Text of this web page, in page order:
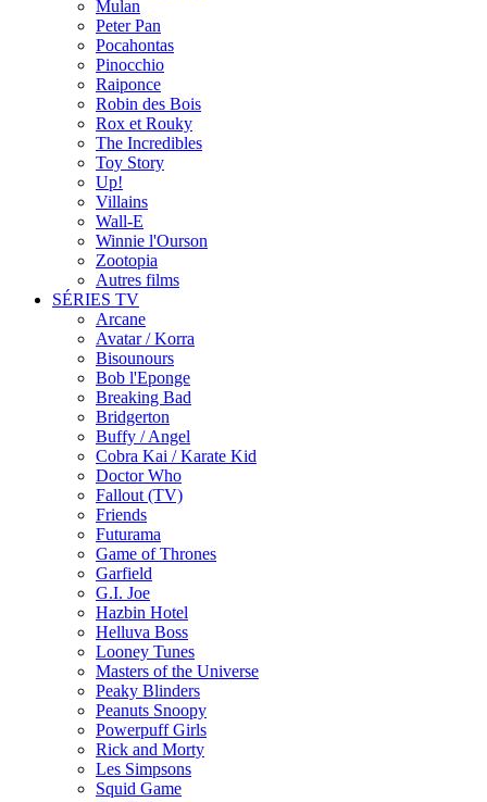
Mulan
Peter Pan
Pocahontas
Pinocchio
Raiponce
Robin des Bois
Rox et Rouky
The Incredibles
Toy Story
Up!
Villains
Wall-E
Winnie l'Ourson
Zootopia
Autres films
SÉRIES TV
Arcane
Avatar / Korra
Bisounours
Bob l'Eponge
Breaking Bad
Bridgerton
Buffy / Angel
Cobra Kai / Karate Kid
Doctor Who
Fallout (TV)
Friends
Futurama
Game of Thrones
Garfield
G.I. Joe
Hazbin Hotel
Helluva Boss
Looney Tunes
Masters of the Universe
Peaky Blinders
Peanuts Snoopy
Powerpuff Girls
Rick and Morty
Les Simpsons
Squid Game